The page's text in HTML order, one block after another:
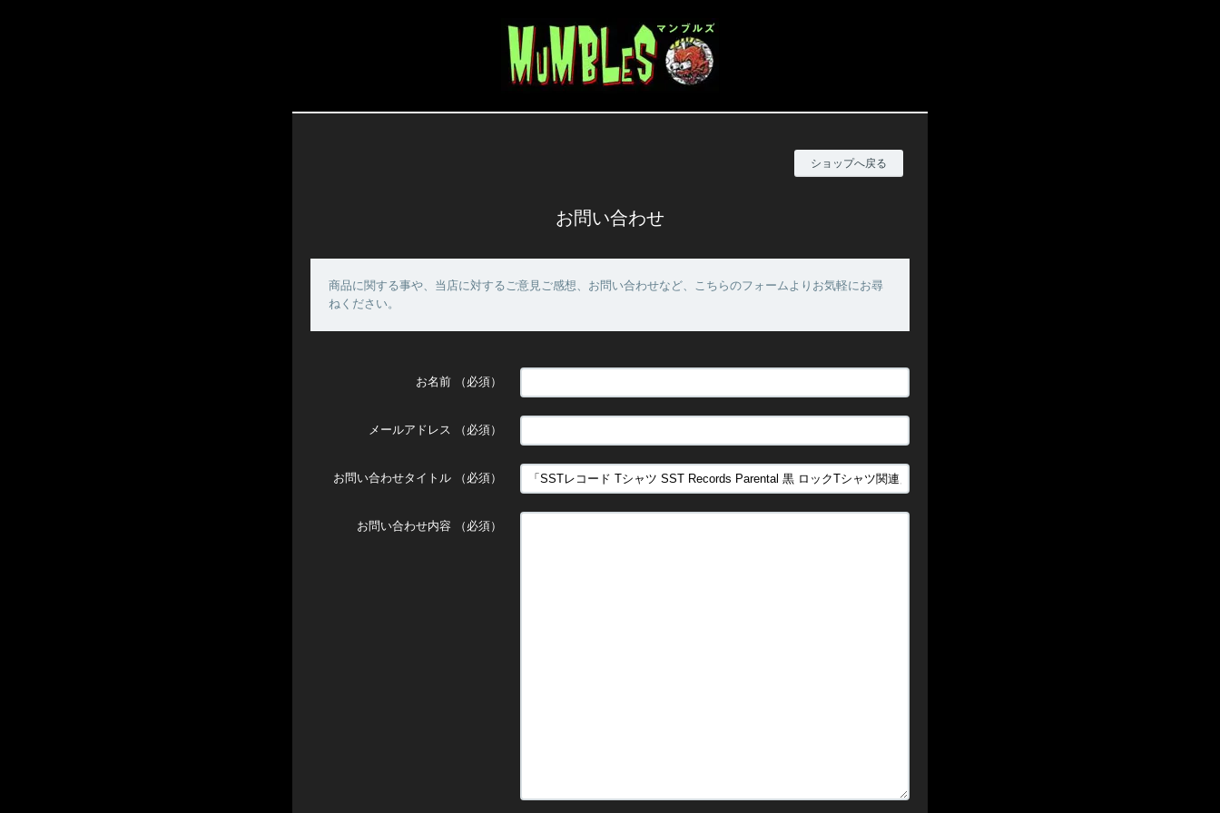
ショップへ戻る
お問い合わせ
商品に関する事や、当店に対するご意見ご感想、お問い合わせなど、こちらのフォームよりお気軽にお尋
ねください。
お名前 （必須）
メールアドレス （必須）
お問い合わせタイトル （必須）
お問い合わせ内容 （必須）